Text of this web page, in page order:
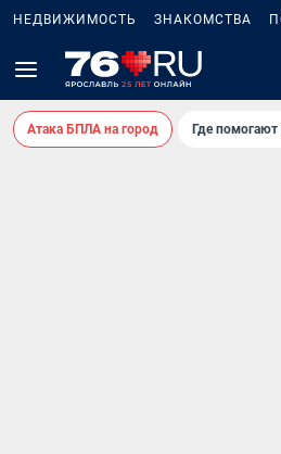
НЕДВИЖИМОСТЬ ЗНАКОМСТВА
Атака БПЛА на город Где